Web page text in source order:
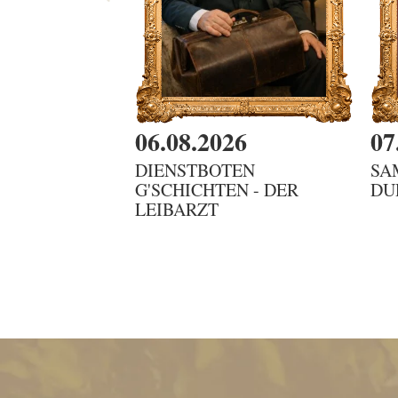
06.08.2026
DIENSTBOTEN
G'SCHICHTEN - DER
LEIBARZT